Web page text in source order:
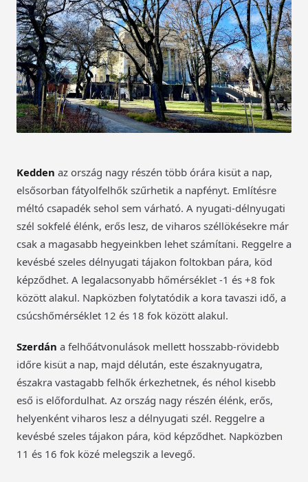
Kedden az ország nagy részén több órára kisüt a nap,
elsősorban fátyolfelhők szűrhetik a napfényt. Említésre
méltó csapadék sehol sem várható. A nyugati-délnyugati
szél sokfelé élénk, erős lesz, de viharos széllökésekre már
csak a magasabb hegyeinkben lehet számítani. Reggelre a
kevésbé szeles délnyugati tájakon foltokban pára, köd
képződhet. A legalacsonyabb hőmérséklet -1 és +8 fok
között alakul. Napközben folytatódik a kora tavaszi idő, a
csúcshőmérséklet 12 és 18 fok között alakul.
Szerdán a felhőátvonulások mellett hosszabb-rövidebb
időre kisüt a nap, majd délután, este északnyugatra,
északra vastagabb felhők érkezhetnek, és néhol kisebb
eső is előfordulhat. Az ország nagy részén élénk, erős,
helyenként viharos lesz a délnyugati szél. Reggelre a
kevésbé szeles tájakon pára, köd képződhet. Napközben
11 és 16 fok közé melegszik a levegő.